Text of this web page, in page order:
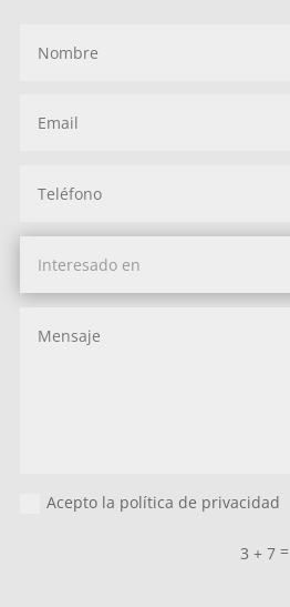
Acepto la política de privacidad
3 + 7 =